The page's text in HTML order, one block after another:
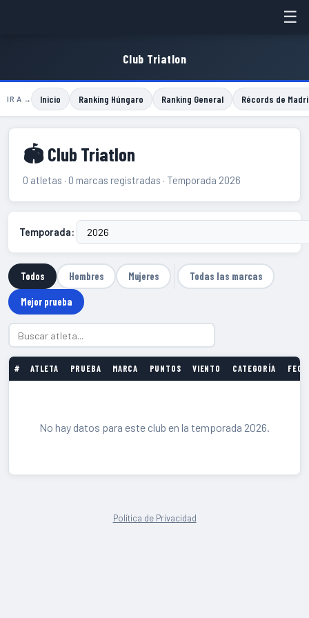
☰
Club Triatlon
IR A → Inicio Ranking Húngaro Ranking General Récords de
🏟 Club Triatlon
0 atletas · 0 marcas registradas · Temporada 2026
Temporada:
Todos Hombres Mujeres Todas las marcas
Mejor prueba
# ATLETA PRUEBA MARCA PUNTOS VIENTO CATEGORÍA
No hay datos para este club en la temporada 2026.
Política de Privacidad